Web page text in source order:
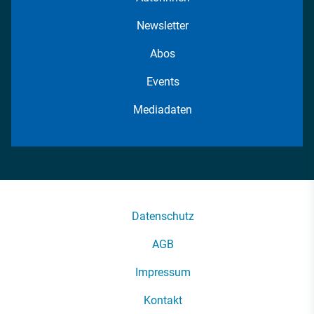
Newsletter
Abos
Events
Mediadaten
Datenschutz
AGB
Impressum
Kontakt